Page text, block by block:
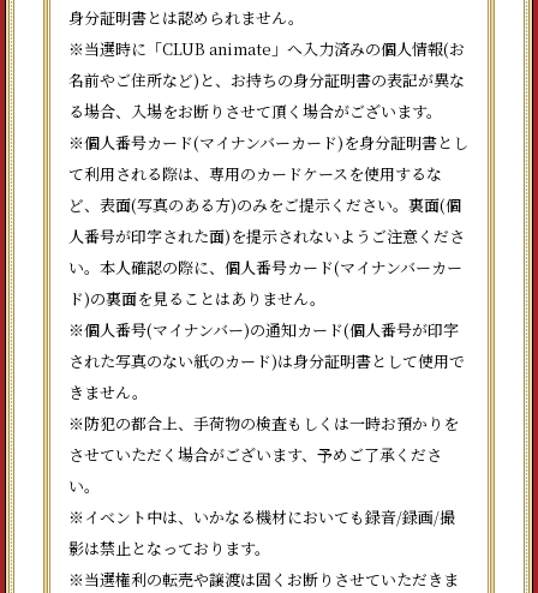
身分証明書とは認められません。
※当選時に「CLUB animate」へ入力済みの個人情報(お
名前やご住所など)と、お持ちの身分証明書の表記が異な
る場合、入場をお断りさせて頂く場合がございます。
※個人番号カード(マイナンバーカード)を身分証明書とし
て利用される際は、専用のカードケースを使用するな
ど、表面(写真のある方)のみをご提示ください。裏面(個
人番号が印字された面)を提示されないようご注意くださ
い。本人確認の際に、個人番号カード(マイナンバーカー
ド)の裏面を見ることはありません。
※個人番号(マイナンバー)の通知カード(個人番号が印字
された写真のない紙のカード)は身分証明書として使用で
きません。
※防犯の都合上、手荷物の検査もしくは一時お預かりを
させていただく場合がございます、予めご了承くださ
い。
※イベント中は、いかなる機材においても録音/録画/撮
影は禁止となっております。
※当選権利の転売や譲渡は固くお断りさせていただきま